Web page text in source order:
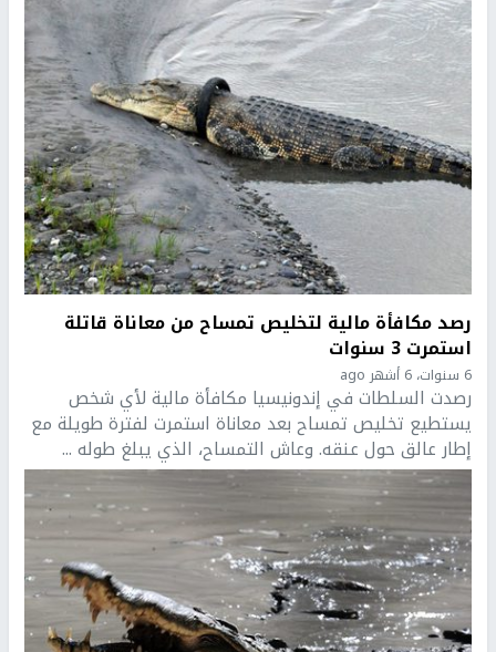
رصد مكافأة مالية لتخليص تمساح من معاناة قاتلة
استمرت 3 سنوات
6 سنوات، 6 أشهر ago
رصدت السلطات في إندونيسيا مكافأة مالية لأي شخص
يستطيع تخليص تمساح بعد معاناة استمرت لفترة طويلة مع
إطار عالق حول عنقه. وعاش التمساح، الذي يبلغ طوله ...